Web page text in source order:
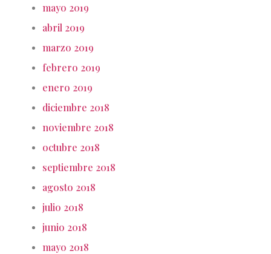
mayo 2019
abril 2019
marzo 2019
febrero 2019
enero 2019
diciembre 2018
noviembre 2018
octubre 2018
septiembre 2018
agosto 2018
julio 2018
junio 2018
mayo 2018